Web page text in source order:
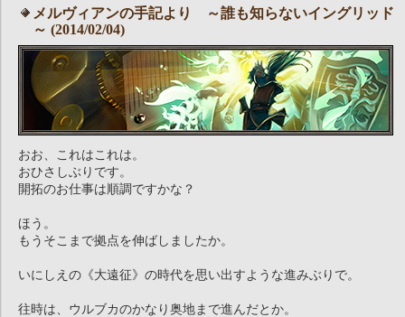
メルヴィアンの手記より ～誰も知らないイングリッド
～ (2014/02/04)
おお、これはこれは。
おひさしぶりです。
開拓のお仕事は順調ですかな？
ほう。
もうそこまで拠点を伸ばしましたか。
いにしえの《大遠征》の時代を思い出すような進みぶりで。
往時は、ウルブカのかなり奥地まで進んだとか。